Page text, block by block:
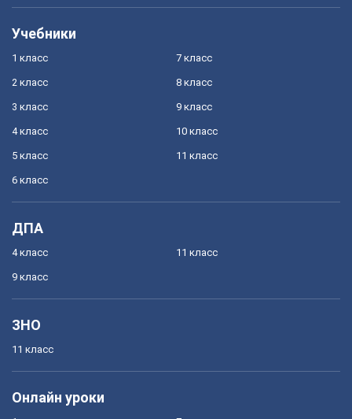
Учебники
1 класс
2 класс
3 класс
4 класс
5 класс
6 класс
7 класс
8 класс
9 класс
10 класс
11 класс
ДПА
4 класс
9 класс
11 класс
ЗНО
11 класс
Онлайн уроки